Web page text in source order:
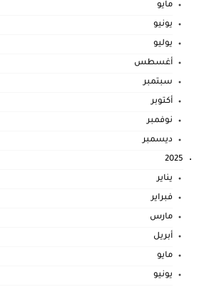
مايو
يونيو
يوليو
أغسطس
سبتمبر
أكتوبر
نوفمبر
ديسمبر
2025
يناير
فبراير
مارس
أبريل
مايو
يونيو